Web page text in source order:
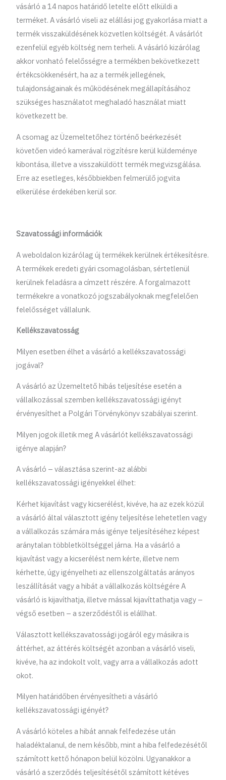
vásárló a 14 napos határidő letelte előtt elküldi a
terméket. A vásárló viseli az elállási jog gyakorlása miatt a
termék visszaküldésének közvetlen költségét. A vásárlót
ezenfelül egyéb költség nem terheli. A vásárló kizárólag
akkor vonható felelősségre a termékben bekövetkezett
értékcsökkenésért, ha az a termék jellegének,
tulajdonságainak és működésének megállapításához
szükséges használatot meghaladó használat miatt
következett be.
A csomag az Üzemeltetőhez történő beérkezését
követően videó kamerával rögzítésre kerül küldeménye
kibontása, illetve a visszaküldött termék megvizsgálása.
Erre az esetleges, későbbiekben felmerülő jogvita
elkerülése érdekében kerül sor.
Szavatossági információk
A weboldalon kizárólag új termékek kerülnek értékesítésre.
A termékek eredeti gyári csomagolásban, sértetlenül
kerülnek feladásra a címzett részére. A forgalmazott
termékekre a vonatkozó jogszabályoknak megfelelően
felelősséget vállalunk.
Kellékszavatosság
Milyen esetben élhet a vásárló a kellékszavatossági
jogával?
A vásárló az Üzemeltető hibás teljesítése esetén a
vállalkozással szemben kellékszavatossági igényt
érvényesíthet a Polgári Törvénykönyv szabályai szerint.
Milyen jogok illetik meg A vásárlót kellékszavatossági
igénye alapján?
A vásárló – választása szerint-az alábbi
kellékszavatossági igényekkel élhet:
Kérhet kijavítást vagy kicserélést, kivéve, ha az ezek közül
a vásárló által választott igény teljesítése lehetetlen vagy
a vállalkozás számára más igénye teljesítéséhez képest
aránytalan többletköltséggel járna. Ha a vásárló a
kijavítást vagy a kicserélést nem kérte, illetve nem
kérhette, úgy igényelheti az ellenszolgáltatás arányos
leszállítását vagy a hibát a vállalkozás költségére A
vásárló is kijavíthatja, illetve mással kijavíttathatja vagy –
végső esetben – a szerződéstől is elállhat.
Választott kellékszavatossági jogáról egy másikra is
áttérhet, az áttérés költségét azonban a vásárló viseli,
kivéve, ha az indokolt volt, vagy arra a vállalkozás adott
okot.
Milyen határidőben érvényesítheti a vásárló
kellékszavatossági igényét?
A vásárló köteles a hibát annak felfedezése után
haladéktalanul, de nem később, mint a hiba felfedezésétől
számított kettő hónapon belül közölni. Ugyanakkor a
vásárló a szerződés teljesítésétől számított kétéves